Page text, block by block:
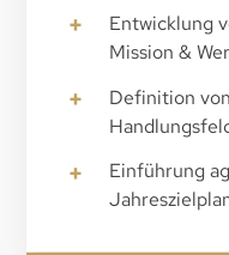
+
Entwicklung
Mission &
+
Definition
+
Einführung